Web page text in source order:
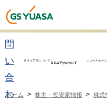
お
問
い
合
わ
ＧＳユアサについて
ＧＳユアサについて
ニュースルーム
ホーム 株主・投資家情報 株式